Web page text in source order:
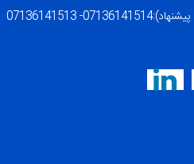
07136141513